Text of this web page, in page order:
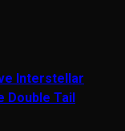
Interstellar
Double Tail